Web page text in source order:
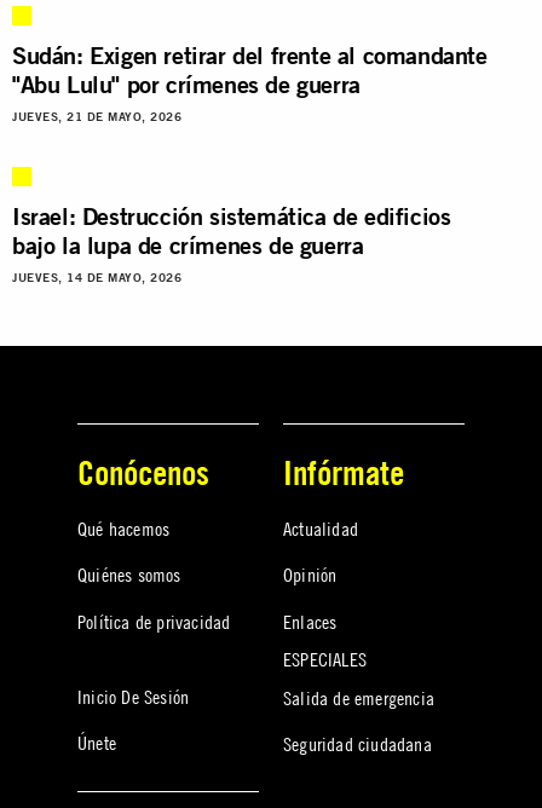
Sudán: Exigen retirar del frente al comandante
"Abu Lulu" por crímenes de guerra
JUEVES, 21 DE MAYO, 2026
Israel: Destrucción sistemática de edificios
bajo la lupa de crímenes de guerra
JUEVES, 14 DE MAYO, 2026
Conócenos
Qué hacemos
Quiénes somos
Política de privacidad
Inicio De Sesión
Únete
Infórmate
Actualidad
Opinión
Enlaces
ESPECIALES
Salida de emergencia
Seguridad ciudadana